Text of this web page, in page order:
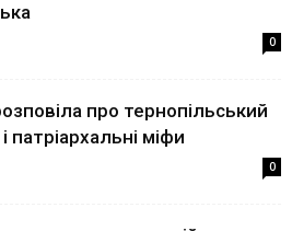
0
про тернопільський
патріархальні міфи
0